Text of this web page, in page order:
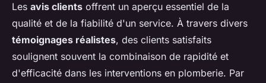
Les avis clients offrent un aperçu essentiel de la
qualité et de la fiabilité d'un service. À travers divers
témoignages réalistes, des clients satisfaits
soulignent souvent la combinaison de rapidité et
d'efficacité dans les interventions en plomberie. Par